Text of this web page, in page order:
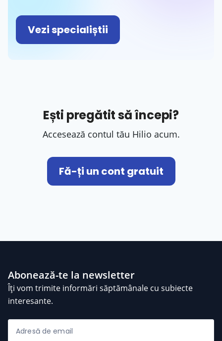
Vezi specialiștii
Ești pregătit să începi?
Accesează contul tău Hilio acum.
Fă-ți un cont gratuit
Abonează-te la newsletter
Îți vom trimite informări săptămânale cu subiecte
interesante.
Adresă de email